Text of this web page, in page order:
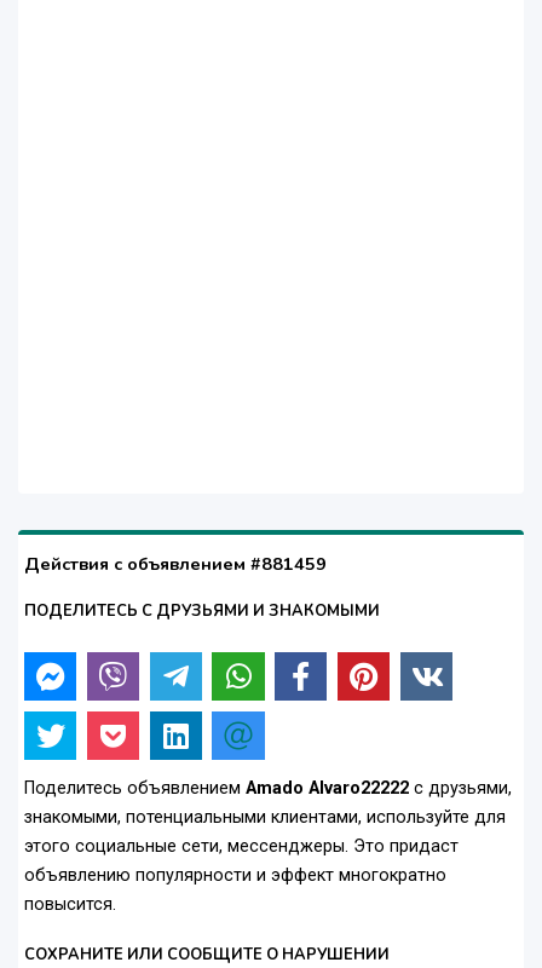
Действия с объявлением #881459
ПОДЕЛИТЕСЬ С ДРУЗЬЯМИ И ЗНАКОМЫМИ
Поделитесь объявлением Amado Alvaro22222 с друзьями,
знакомыми, потенциальными клиентами, используйте для
этого социальные сети, мессенджеры. Это придаст
объявлению популярности и эффект многократно
повысится.
СОХРАНИТЕ ИЛИ СООБЩИТЕ О НАРУШЕНИИ